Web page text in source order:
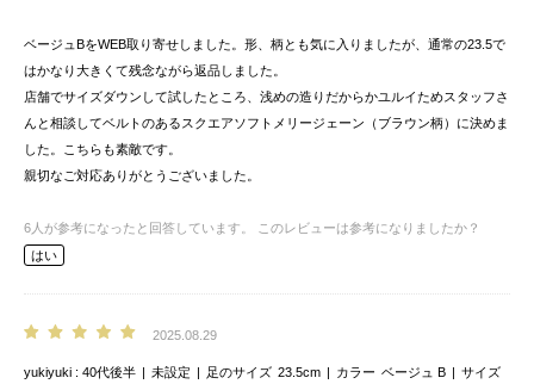
ベージュBをWEB取り寄せしました。形、柄とも気に入りましたが、通常の23.5で
はかなり大きくて残念ながら返品しました。
店舗でサイズダウンして試したところ、浅めの造りだからかユルイためスタッフさ
んと相談してベルトのあるスクエアソフトメリージェーン（ブラウン柄）に決めま
した。こちらも素敵です。
親切なご対応ありがとうございました。
6 人が参考になったと回答しています。
このレビューは参考になりましたか？
はい
2025.08.29
yukiyuki 40代後半 未設定 足のサイズ 23.5cm カラー ベージュ B サイズ